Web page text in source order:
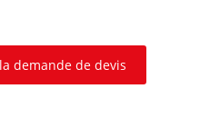
demande de devis